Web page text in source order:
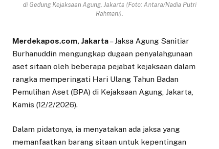
di Gedung Kejaksaan Agung, Jakarta (Foto: Antara/Nadia Putri
Rahmani).
Merdekapos.com, Jakarta– Jaksa Agung Sanitiar
Burhanuddin mengungkap dugaan penyalahgunaan
aset sitaan oleh beberapa pejabat kejaksaan dalam
rangka memperingati Hari Ulang Tahun Badan
Pemulihan Aset (BPA) di Kejaksaan Agung, Jakarta,
Kamis (12/2/2026).
Dalam pidatonya, ia menyatakan ada jaksa yang
memanfaatkan barang sitaan untuk kepentingan